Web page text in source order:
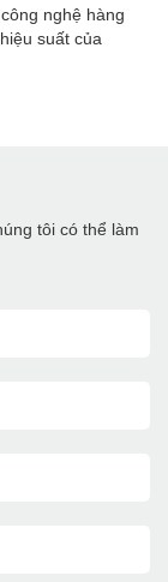
nghệ hàng
suất của
tôi có thể làm